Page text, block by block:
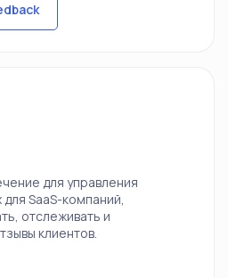
для управления
SaaS-компаний,
отслеживать и
клиентов.